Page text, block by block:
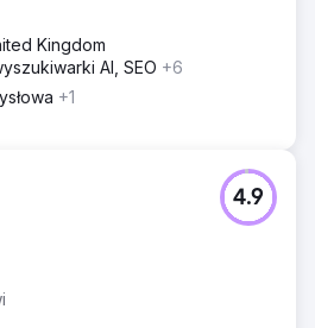
Kingdom
AI, SEO +6
+1
4.9